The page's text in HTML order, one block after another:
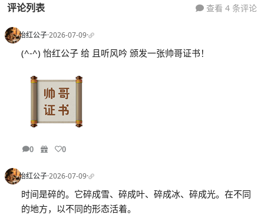
评论列表 查看 4 条评论
怡红公子·2026-07-09·
(^-^) 怡红公子 给 且听风吟 颁发一张帅哥证书！
0 0
怡红公子·2026-07-09·
时间是碎的。它碎成雪、碎成叶、碎成冰、碎成光。在不同
的地方，以不同的形态活着。